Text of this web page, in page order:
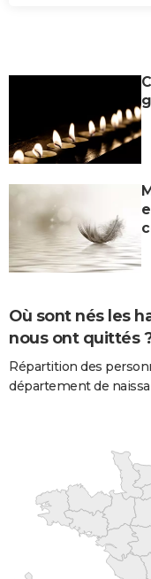
Où sont nés les
nous ont quittés
Répartition des
département de